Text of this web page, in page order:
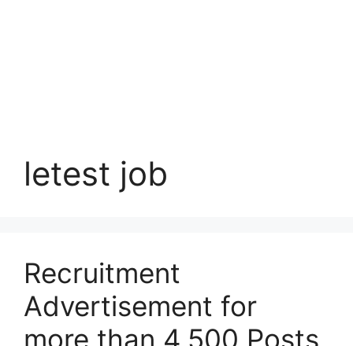
letest job
Recruitment
Advertisement for
more than 4,500 Posts